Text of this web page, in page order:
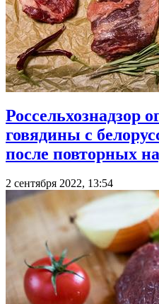
Россельхознадзор
говядины с
после повторных
2 сентября 2022, 13:54